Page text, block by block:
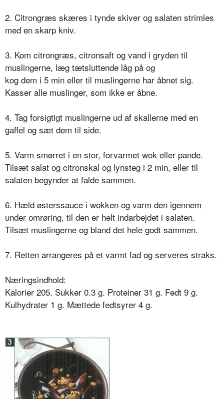
2. Citrongræs skæres i tynde skiver og salaten strimles
med en skarp kniv.
3. Kom citrongræs, citronsaft og vand i gryden til
muslingerne, læg tætsluttende låg på og
kog dem i 5 min eller til muslingerne har åbnet sig.
Kasser alle muslinger, som ikke er åbne.
4. Tag forsigtigt muslingerne ud af skallerne med en
gaffel og sæt dem til side.
5. Varm smørret i en stor, forvarmet wok eller pande.
Tilsæt salat og citronskal og lynsteg i 2 min, eller til
salaten begynder at falde sammen.
6. Hæld østerssauce i wokken og varm den igennem
under omrøring, til den er helt indarbejdet i salaten.
Tilsæt muslingerne og bland det hele godt sammen.
7. Retten arrangeres på et varmt fad og serveres straks.
Næringsindhold:
Kalorier 205. Sukker 0.3 g. Proteiner 31 g. Fedt 9 g.
Kulhydrater 1 g. Mættede fedtsyrer 4 g.